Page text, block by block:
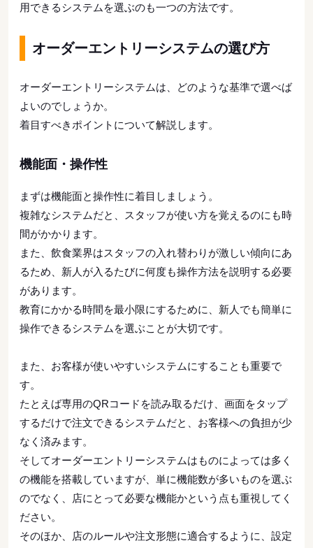
用できるシステムを選ぶのも一つの方法です。
オーダーエントリーシステムの選び方
オーダーエントリーシステムは、どのような基準で選べば
よいのでしょうか。
着目すべきポイントについて解説します。
機能面・操作性
まずは機能面と操作性に着目しましょう。
複雑なシステムだと、スタッフが使い方を覚えるのにも時
間がかかります。
また、飲食業界はスタッフの入れ替わりが激しい傾向にあ
るため、新人が入るたびに何度も操作方法を説明する必要
があります。
教育にかかる時間を最小限にするために、新人でも簡単に
操作できるシステムを選ぶことが大切です。
また、お客様が使いやすいシステムにすることも重要で
す。
たとえば専用のQRコードを読み取るだけ、画面をタップ
するだけで注文できるシステムだと、お客様への負担が少
なく済みます。
そしてオーダーエントリーシステムはものによっては多く
の機能を搭載していますが、単に機能数が多いものを選ぶ
のでなく、店にとって必要な機能かという点も重視してく
ださい。
そのほか、店のルールや注文形態に適合するように、設定